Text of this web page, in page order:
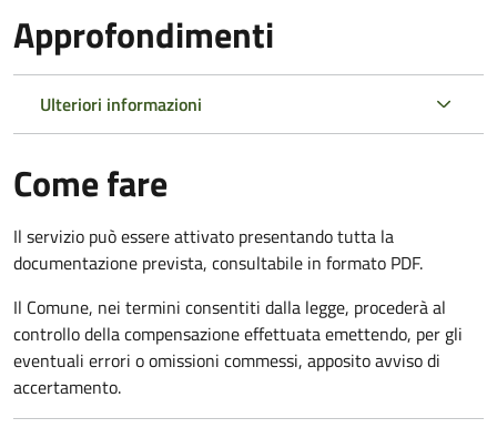
Approfondimenti
Ulteriori informazioni
Come fare
Il servizio può essere attivato presentando tutta la
documentazione prevista, consultabile in formato PDF.
Il Comune, nei termini consentiti dalla legge, procederà al
controllo della compensazione effettuata emettendo, per gli
eventuali errori o omissioni commessi, apposito avviso di
accertamento.